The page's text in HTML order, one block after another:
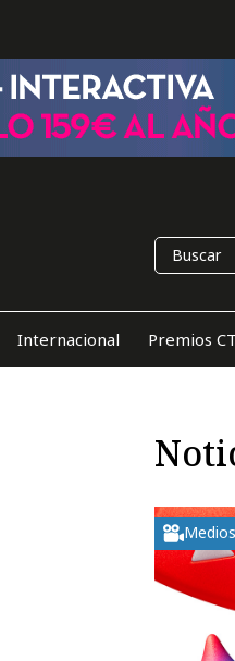
Internacional Premios
Medios